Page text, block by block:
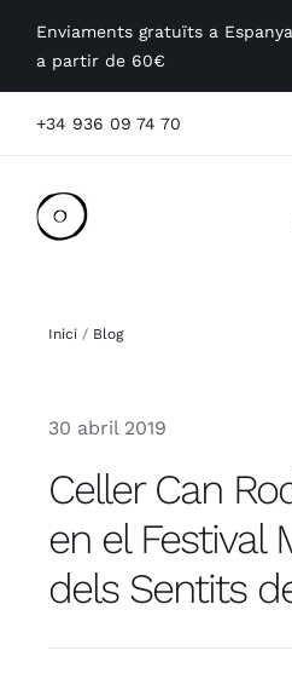
Enviaments gratuïts a
a partir de 60€
+34 936 09 74 70
Visites
Empreses
Contacte
Inici/ Blog
30 abril 2019
Celler Can
en el Festival
dels Sentits